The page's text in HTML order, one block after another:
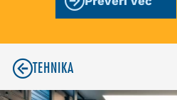
TEHNIKA